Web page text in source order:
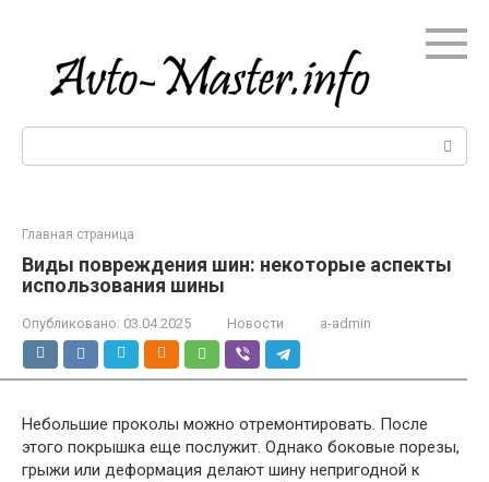
Главная страница
Виды повреждения шин: некоторые аспекты
использования шины
Опубликовано: 03.04.2025 Новости a-admin
Небольшие проколы можно отремонтировать. После
этого покрышка еще послужит. Однако боковые порезы,
грыжи или деформация делают шину непригодной к